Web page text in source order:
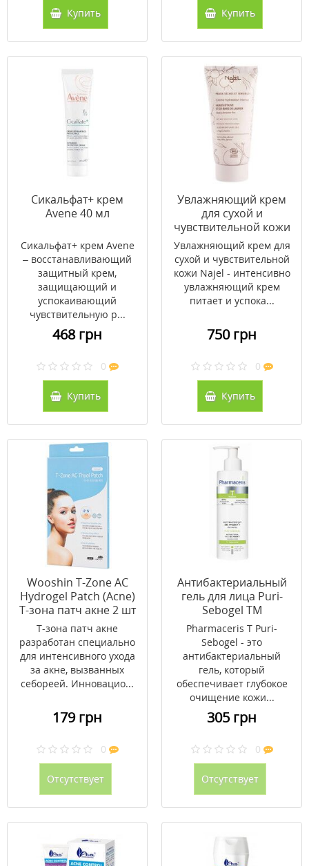
Купить Купить
Сикальфат+ крем
Avene 40 мл
Сикальфат+ крем Avene
– восстанавливающий
защитный крем,
защищающий и
успокаивающий
чувствительную р...
468 грн
0
Купить
Увлажняющий крем
для сухой и
чувствительной кожи
Najel 50 мл
Увлажняющий крем для
сухой и чувствительной
кожи Najel - интенсивно
увлажняющий крем
питает и успока...
750 грн
0
Купить
Wooshin T-Zone AC
Hydrogel Patch (Acne)
Т-зона патч акне 2 шт
Т-зона патч акне
разработан специально
для интенсивного ухода
за акне, вызванных
себореей. Инновацио...
179 грн
0
Отсутствует
Антибактериальный
гель для лица Puri-
Sebogel ТМ
Фармацерис /
Pharmaceris 190 мл
Pharmaceris T Puri-
Sebogel - это
антибактериальный
гель, который
обеспечивает глубокое
очищение кожи...
305 грн
0
Отсутствует